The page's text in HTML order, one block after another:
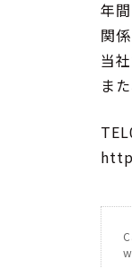
年
関
当
ま